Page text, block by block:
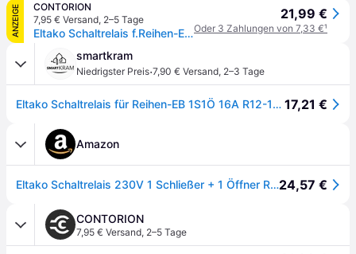
ANZEIGE
CONTORION
7,95 € Versand, 2–5 Tage
Eltako Schaltrelais f.Reihen-EB 1S1Ö 16A R12-110-230V
21,99 €
Oder 3 Zahlungen von 7,33 €¹
smartkram
Niedrigster Preis·7,90 € Versand, 2–3 Tage
Eltako Schaltrelais für Reihen-EB 1S1Ö 16A R12-110-230V 17,21 €
Amazon
Eltako Schaltrelais 230V 1 Schließer + 1 Öffner R 12.110-230 2211003024,57 €
CONTORION
7,95 € Versand, 2–5 Tage